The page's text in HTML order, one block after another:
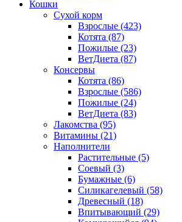
Кошки
Сухой корм
Взрослые (423)
Котята (87)
Пожилые (23)
ВетДиета (87)
Консервы
Котята (86)
Взрослые (586)
Пожилые (24)
ВетДиета (83)
Лакомства (95)
Витамины (21)
Наполнители
Растительные (5)
Соевый (3)
Бумажные (6)
Силикагелевый (58)
Древесный (18)
Впитывающий (29)